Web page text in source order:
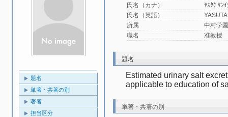
題名
単著・共著の別
著者
担当区分
氏名（カナ）
ﾔｽﾀｹ ｹﾝ
氏名（英語）
所属
中村学
職名
准教授
題名
Estimated urinary salt
applicable to education of
単著・共著の別